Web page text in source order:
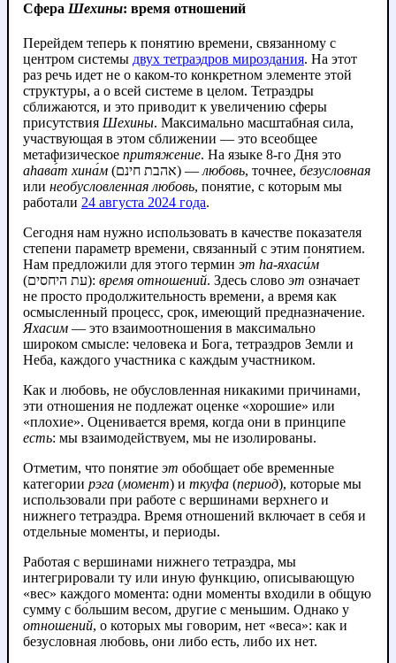
Сфера Шехины: время отношений
Перейдем теперь к понятию времени, связанному с
центром системы двух тетраэдров мироздания. На этот
раз речь идет не о каком-то конкретном элементе этой
структуры, а о всей системе в целом. Тетраэдры
сближаются, и это приводит к увеличению сферы
присутствия Шехины. Максимально масштабная сила,
участвующая в этом сближении — это всеобщее
метафизическое притяжение. На языке 8-го Дня это
аhава́т хина́м
(אהבת חינם) —любовь, точнее, безусловная
или необусловленная любовь, понятие, с которым мы
работали 24 августа 2024 года.
Сегодня нам нужно использовать в качестве показателя
степени параметр времени, связанный с этим понятием.
Нам предложили для этого термин эт hа‑яхаси́м
(עת היחסים): время отношений. Здесь слово эт означает
не просто продолжительность времени, а время как
осмысленный процесс, срок, имеющий предназначение.
Яхасим — это взаимоотношения в максимально
широком смысле: человека и Бога, тетраэдров Земли и
Неба, каждого участника с каждым участником.
Как и любовь, не обусловленная никакими причинами,
эти отношения не подлежат оценке «хорошие» или
«плохие». Оценивается время, когда они в принципе
есть: мы взаимодействуем, мы не изолированы.
Отметим, что понятие эт обобщает обе временные
категории рэга (момент) и ткуфа (период), которые мы
использовали при работе с вершинами верхнего и
нижнего тетраэдра. Время отношений включает в себя и
отдельные моменты, и периоды.
Работая с вершинами нижнего тетраэдра, мы
интегрировали ту или иную функцию, описывающую
«вес» каждого момента: одни моменты входили в общую
сумму с бо́льшим весом, другие с меньшим. Однако у
отношений, о которых мы говорим, нет «веса»: как и
безусловная любовь, они либо есть, либо их нет.